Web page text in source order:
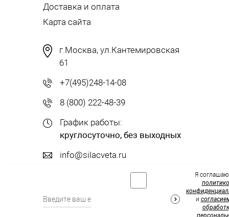
Доставка и оплата
Карта сайта
г.Москва, ул.Кантемировская
61
+7(495)248-14-08
8 (800) 222-48-39
График работы:
круглосуточно, без выходных
info@silacveta.ru
Я
и